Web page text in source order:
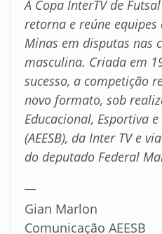
A Copa InterTV de
retorna e reúne
Minas em disputas nas
masculina. Criada em
sucesso, a competição
novo formato, sob
Educacional, Esportiva
(AEESB), da Inter TV e
do deputado Federal
Gian Marlon
Comunicação AEESB